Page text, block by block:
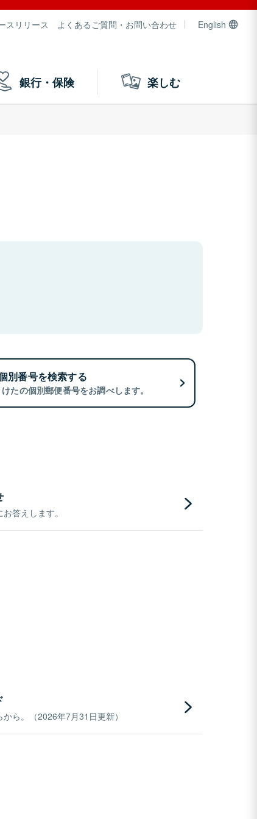
スリリース よくあるご質問・お問い合わせ English
銀行・保険 楽しむ
別番号を検索する
たの個別郵便番号をお調べします。
答えします。
ら。（2026年7月31日更新）